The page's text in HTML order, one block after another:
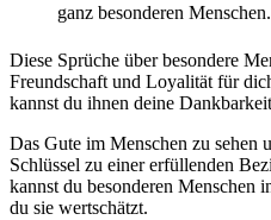
ganz besonderen
Diese Sprüche über besondere
Freundschaft und Loyalität für
kannst du ihnen deine
Das Gute im Menschen zu sehen
Schlüssel zu einer erfüllenden
kannst du besonderen Menschen
du sie wertschätzt.